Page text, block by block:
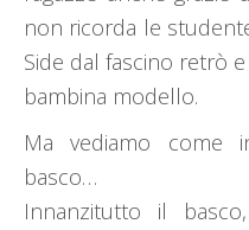
non ricorda le
Side dal fascino retrò
bambina modello.
Ma vediamo come
basco…
Innanzitutto il